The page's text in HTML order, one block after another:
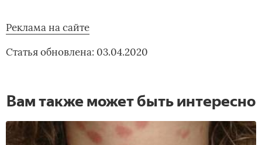
Реклама на сайте
Статья обновлена: 03.04.2020
Вам также может быть интересно